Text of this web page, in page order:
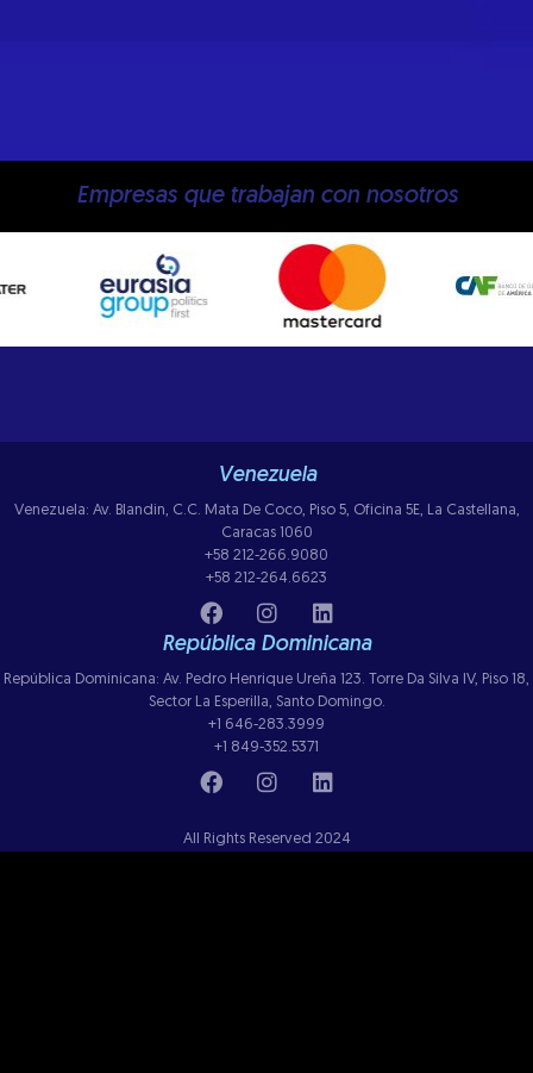
Empresas que trabajan con nosotros
Venezuela
Venezuela: Av. Blandin, C.C. Mata De Coco, Piso 5, Oficina 5E, La Castellana,
Caracas 1060
+58 212-266.9080
+58 212-264.6623
República Dominicana
República Dominicana: Av. Pedro Henrique Ureña 123. Torre Da Silva IV, Piso 18,
Sector La Esperilla, Santo Domingo.
+1 646-283.3999
+1 849-352.5371
All Rights Reserved 2024